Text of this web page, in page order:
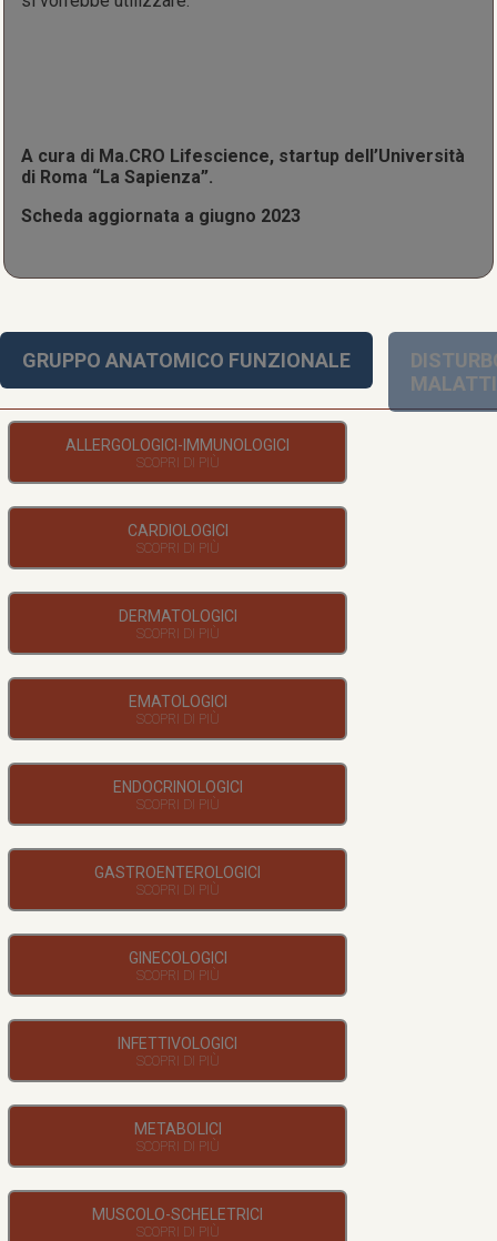
A cura di Ma.CRO Lifescience, startup dell’Università
di Roma “La Sapienza”.
Scheda aggiornata a giugno 2023
GRUPPO ANATOMICO FUNZIONALE
ALLERGOLOGICI-IMMUNOLOGICI
CARDIOLOGICI
DERMATOLOGICI
EMATOLOGICI
ENDOCRINOLOGICI
GASTROENTEROLOGICI
GINECOLOGICI
INFETTIVOLOGICI
METABOLICI
MUSCOLO-SCHELETRICI